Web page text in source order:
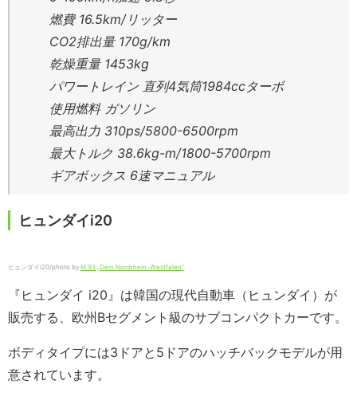
燃費 16.5km/リッター
CO2排出量 170g/km
乾燥重量 1453kg
パワートレイン 直列4気筒1984ccターボ
使用燃料 ガソリン
最高出力 310ps/5800-6500rpm
最大トルク 38.6kg-m/1800-5700rpm
ギアボックス 6速マニュアル
ヒュンダイi20
ヒュンダイi20/photo by M 93:„Dein Nordrhein-Westfalen“
『ヒュンダイ i20』は韓国の現代自動車（ヒュンダイ）が
販売する、欧州Bセグメント級のサブコンパクトカーです。
ボディタイプには3ドアと5ドアのハッチバックモデルが用
意されています。